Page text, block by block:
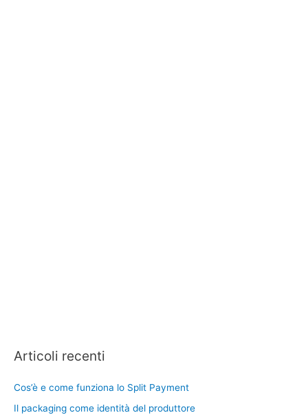
Articoli recenti
Cos’è e come funziona lo Split Payment
Il packaging come identità del produttore